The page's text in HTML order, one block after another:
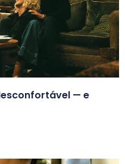
— e